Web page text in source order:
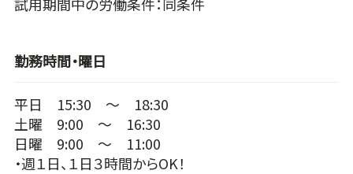
試用期間中の労働条件：同条件
勤務時間・曜日
平日 15:30 ～ 18:30
土曜 9:00 ～ 16:30
日曜 9:00 ～ 11:00
・週１日、１日３時間からOK！